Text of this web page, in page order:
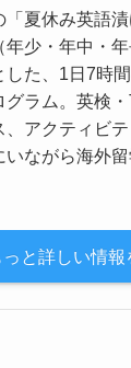
「夏休み英語
年少・年中・
した、1日7時
グラム。英検
、アクティビ
いながら海外
っと詳しい情報